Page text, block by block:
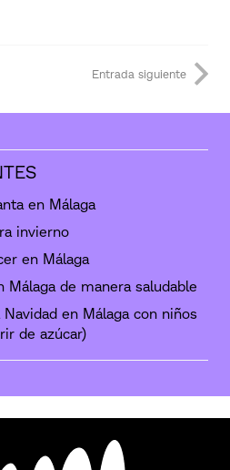
Entrada siguiente
en Málaga
invierno
en Málaga
Málaga de manera saludable
en Málaga con niños
de azúcar)